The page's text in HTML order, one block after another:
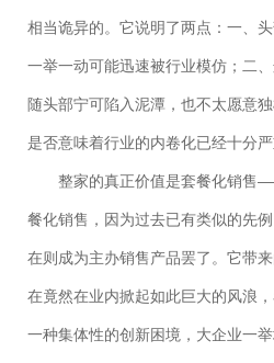
相当诡异的。它说明了两点：一、
一举一动可能迅速被行业模仿；二
随头部宁可陷入泥潭，也不太愿意
是否意味着行业的内卷化已经十分严
整家的真正价值是套餐化销售
餐化销售，因为过去已有类似的先
在则成为主办销售产品罢了。它带
在竟然在业内掀起如此巨大的风浪
一种集体性的创新困境，大企业一